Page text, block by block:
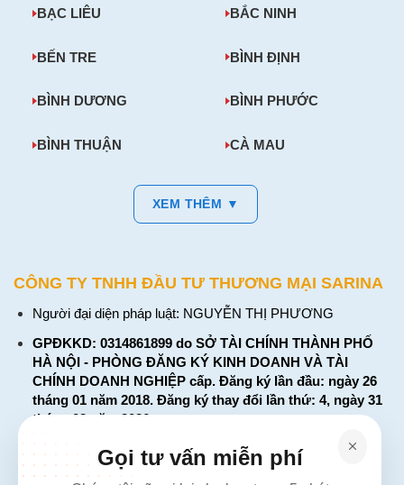
BẠC LIÊU BẮC NINH
BẾN TRE BÌNH ĐỊNH
BÌNH DƯƠNG BÌNH PHƯỚC
BÌNH THUẬN CÀ MAU
XEM THÊM ▼
CÔNG TY TNHH ĐẦU TƯ THƯƠNG MẠI SARINA
Người đại diện pháp luật: NGUYỄN THỊ PHƯƠNG
GPĐKKD: 0314861899 do SỞ TÀI CHÍNH THÀNH PHỐ
HÀ NỘI - PHÒNG ĐĂNG KÝ KINH DOANH VÀ TÀI
CHÍNH DOANH NGHIỆP cấp. Đăng ký lần đầu: ngày 26
tháng 01 năm 2018. Đăng ký thay đổi lần thứ: 4, ngày 31
tháng 03 năm 2026
226 Đường Láng, Đống Đa, Hà Nội
137 Đường Hòa Hưng, Phường 12, Quận 10, TP. Hồ Chí
Gọi tư vấn miễn phí